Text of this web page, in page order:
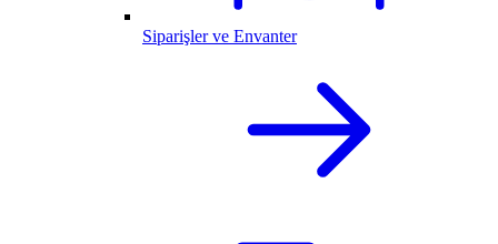
Siparişler ve Envanter